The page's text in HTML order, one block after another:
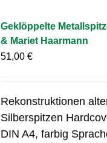
Geklöppelte
& Mariet Haarmann
51,00€
Rekonstruktionen
Silberspitzen
DIN A4, farbig